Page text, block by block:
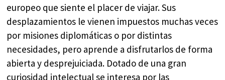
europeo que siente el placer de viajar. Sus
desplazamientos le vienen impuestos muchas veces
por misiones diplomáticas o por distintas
necesidades, pero aprende a disfrutarlos de forma
abierta y desprejuiciada. Dotado de una gran
curiosidad intelectual se interesa por las